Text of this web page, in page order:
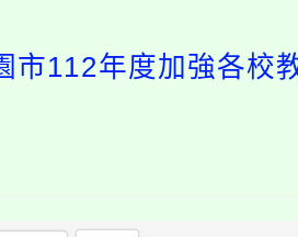
市112年度加強各校